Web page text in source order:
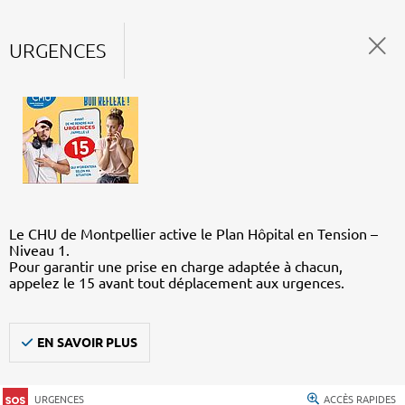
URGENCES
Le CHU de Montpellier active le Plan Hôpital en Tension –
Niveau 1.
Pour garantir une prise en charge adaptée à chacun,
appelez le 15 avant tout déplacement aux urgences.
EN SAVOIR PLUS
URGENCES ACCÈS RAPIDES